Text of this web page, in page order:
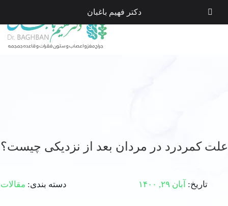
دکتر فهیم باغبان
علت کمردرد در مردان بعد از نزدیکی چیست؟
تاریخ: آبان ۲۹, ۱۴۰۰ دسته بندی: مقالات